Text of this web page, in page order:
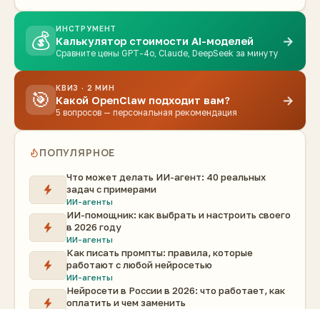
💰
ИНСТРУМЕНТ
Калькулятор стоимости AI-моделей
Сравните цены GPT-4o, Claude, DeepSeek за минуту
→
🎯
КВИЗ · 2 МИН
Какой OpenClaw подходит вам?
5 вопросов — персональная рекомендация
→
ПОПУЛЯРНОЕ
Что может делать ИИ-агент: 40 реальных
задач с примерами
ИИ-агенты
ИИ-помощник: как выбрать и настроить своего
в 2026 году
ИИ-агенты
Как писать промпты: правила, которые
работают с любой нейросетью
ИИ-агенты
Нейросети в России в 2026: что работает, как
оплатить и чем заменить